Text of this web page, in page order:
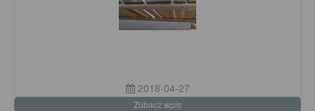
2018-04-27
Zobacz wpis